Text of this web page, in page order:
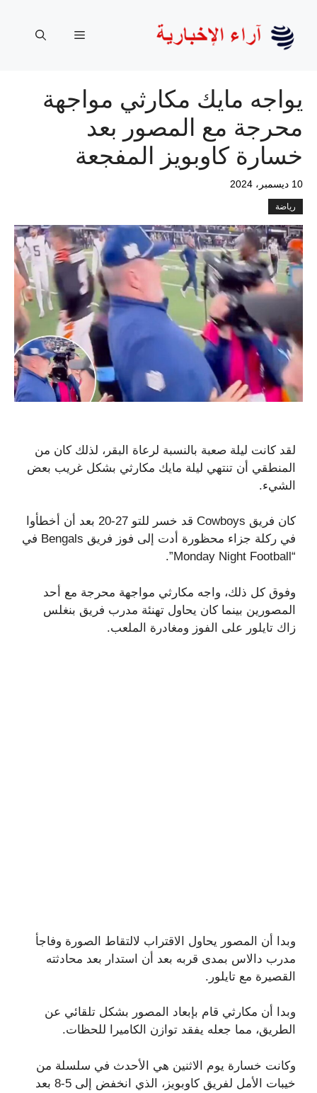
المحتوى
القائمة
يواجه مايك مكارثي مواجهة
محرجة مع المصور بعد
خسارة كاوبويز المفجعة
10 ديسمبر، 2024
رياضة
لقد كانت ليلة صعبة بالنسبة لرعاة البقر، لذلك كان من
المنطقي أن تنتهي ليلة مايك مكارثي بشكل غريب بعض
الشيء.
كان فريق Cowboys قد خسر للتو 27-20 بعد أن أخطأوا
في ركلة جزاء محظورة أدت إلى فوز فريق Bengals في
“Monday Night Football”.
وفوق كل ذلك، واجه مكارثي مواجهة محرجة مع أحد
المصورين بينما كان يحاول تهنئة مدرب فريق بنغلس
زاك تايلور على الفوز ومغادرة الملعب.
وبدا أن المصور يحاول الاقتراب لالتقاط الصورة وفاجأ
مدرب دالاس بمدى قربه بعد أن استدار بعد محادثته
القصيرة مع تايلور.
وبدا أن مكارثي قام بإبعاد المصور بشكل تلقائي عن
الطريق، مما جعله يفقد توازن الكاميرا للحظات.
وكانت خسارة يوم الاثنين هي الأحدث في سلسلة من
خيبات الأمل لفريق كاوبويز، الذي انخفض إلى 5-8 بعد